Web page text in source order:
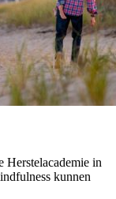
Herstelacademie in
kunnen